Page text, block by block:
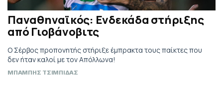
Παναθηναϊκός: Ενδεκάδα στήριξης
από Γιοβάνοβιτς
O Σέρβος προπονητής στήριξε έμπρακτα τους παίκτες που
δεν ήταν καλοί με τον Απόλλωνα!
ΜΠΑΜΠΗΣ ΤΣΙΜΠΙΔΑΣ